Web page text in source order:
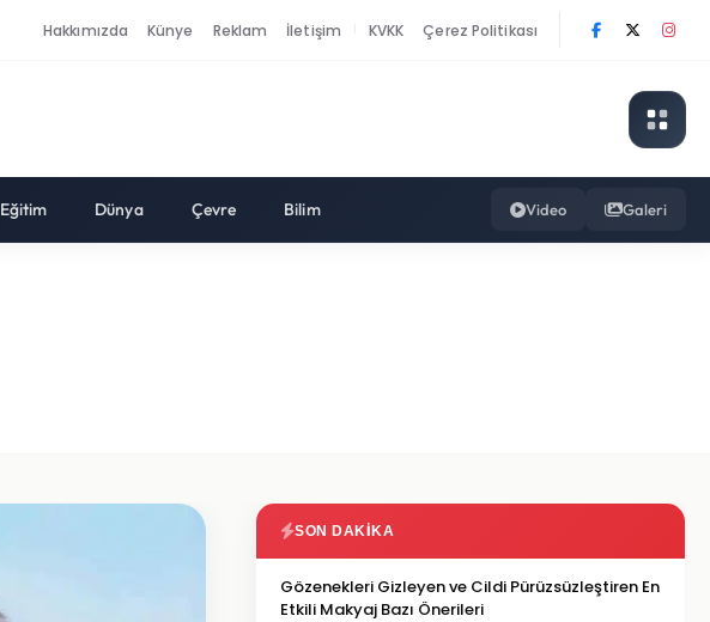
Hakkımızda Künye Reklam İletişim KVKK Çerez Politikası
Eğitim Dünya Çevre Bilim Video Galeri
SON DAKIKA
Gözenekleri Gizleyen ve Cildi Pürüzsüzleştiren En
Etkili Makyaj Bazı Önerileri